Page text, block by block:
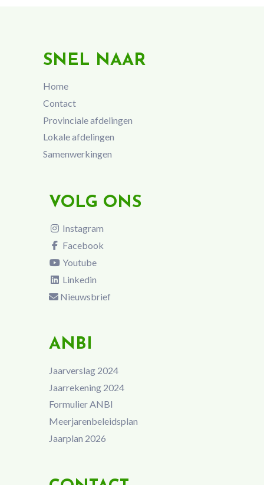
SNEL NAAR
Home
Contact
Provinciale afdelingen
Lokale afdelingen
Samenwerkingen
VOLG ONS
Instagram
Facebook
Youtube
Linkedin
Nieuwsbrief
ANBI
Jaarverslag 2024
Jaarrekening 2024
Formulier ANBI
Meerjarenbeleidsplan
Jaarplan 2026